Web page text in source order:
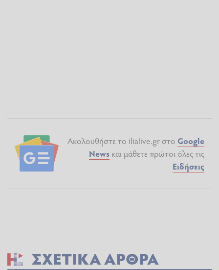
Ακολουθήστε το ilialive.gr στο Google
News και μάθετε πρώτοι όλες τις
Ειδήσεις
ΣΧΕΤΙΚΆ ΆΡΘΡΑ